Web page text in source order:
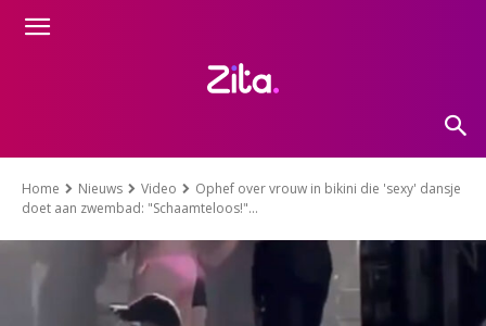
Home Nieuws Video
Ophef over vrouw in bikini die 'sexy' dansje
doet aan zwembad: "Schaamteloos!"...